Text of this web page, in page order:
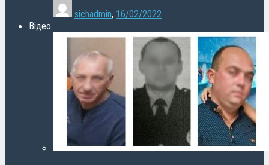
sichadmin, 16/02/2022
Відео